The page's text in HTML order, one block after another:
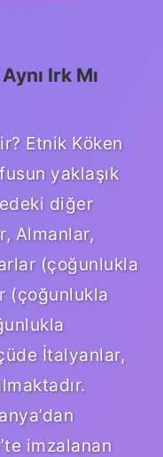
Irk Mı
Etnik Köken
yaklaşık
diğer
Almanlar,
(çoğunlukla
(çoğunlukla
İtalyanlar,
imzalanan